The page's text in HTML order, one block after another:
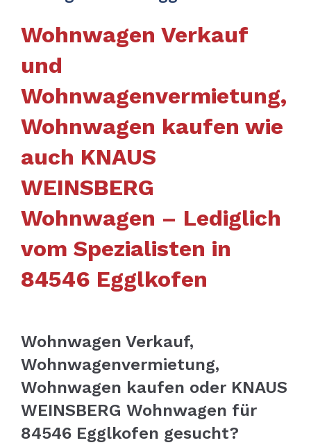
Wohnwagen Verkauf
und
Wohnwagenvermietung,
Wohnwagen kaufen wie
auch KNAUS
WEINSBERG
Wohnwagen – Lediglich
vom Spezialisten in
84546 Egglkofen
Wohnwagen Verkauf,
Wohnwagenvermietung,
Wohnwagen kaufen oder KNAUS
WEINSBERG Wohnwagen für
84546 Egglkofen gesucht?